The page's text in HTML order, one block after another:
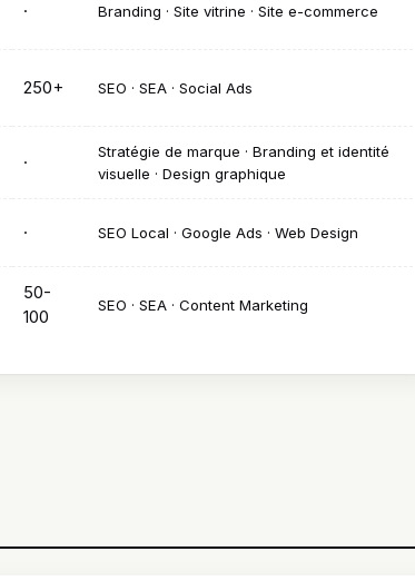
· Branding · Site vitrine · Site e-commerce
250+ SEO · SEA · Social Ads
·
Stratégie de marque · Branding et identité
visuelle · Design graphique
· SEO Local · Google Ads · Web Design
50-
100
SEO · SEA · Content Marketing